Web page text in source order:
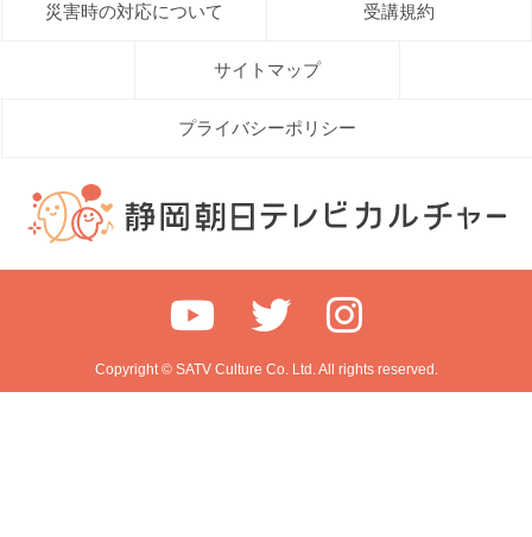
災害時の対応について 受講規約
サイトマップ
プライバシーポリシー
Copyright © SATV Culture Co. Ltd. All rights reserved.